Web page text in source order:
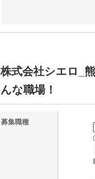
株式会社シエロ_
んな職場！
募集職種